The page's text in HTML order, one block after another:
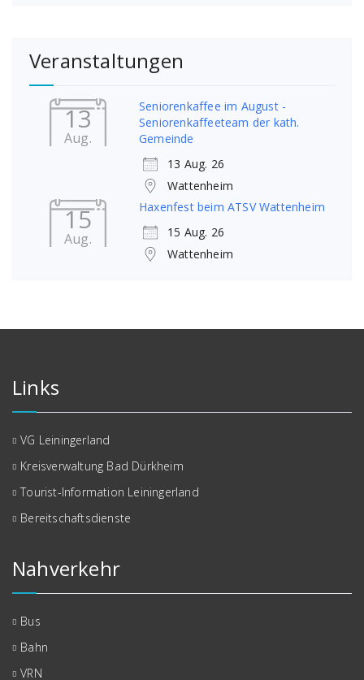
Veranstaltungen
13
Aug.
Seniorenkaffee im August -
Seniorenkaffeeteam der kath.
Gemeinde
13 Aug. 26
Wattenheim
15
Aug.
Haxenfest beim ATSV Wattenheim
15 Aug. 26
Wattenheim
Links
VG Leiningerland
Kreisverwaltung Bad Dürkheim
Tourist-Information Leiningerland
Bereitschaftsdienste
Nahverkehr
Bus
Bahn
VRN